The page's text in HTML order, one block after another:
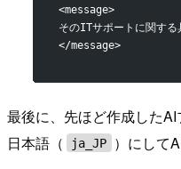
<message>
そのITサポートに関する
</message>
最後に、先ほど作成した
日本語（
ja_JP ）にして